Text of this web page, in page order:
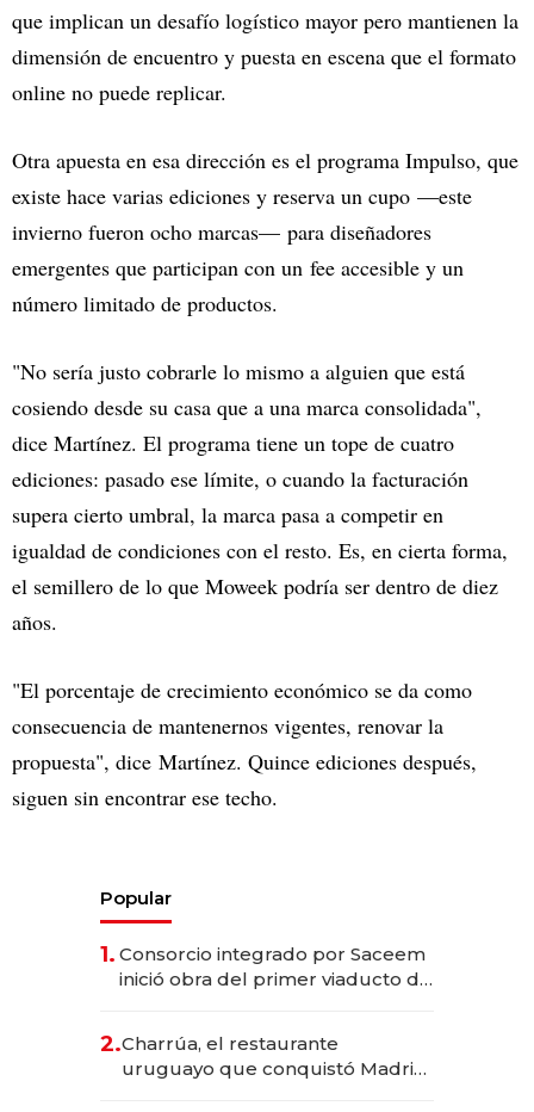
que implican un desafío logístico mayor pero mantienen la
dimensión de encuentro y puesta en escena que el formato
online no puede replicar.
Otra apuesta en esa dirección es el programa Impulso, que
existe hace varias ediciones y reserva un cupo —este
invierno fueron ocho marcas— para diseñadores
emergentes que participan con un fee accesible y un
número limitado de productos.
"No sería justo cobrarle lo mismo a alguien que está
cosiendo desde su casa que a una marca consolidada",
dice Martínez. El programa tiene un tope de cuatro
ediciones: pasado ese límite, o cuando la facturación
supera cierto umbral, la marca pasa a competir en
igualdad de condiciones con el resto. Es, en cierta forma,
el semillero de lo que Moweek podría ser dentro de diez
años.
"El porcentaje de crecimiento económico se da como
consecuencia de mantenernos vigentes, renovar la
propuesta", dice Martínez. Quince ediciones después,
siguen sin encontrar ese techo.
Popular
1. Consorcio integrado por Saceem
inició obra del primer viaducto de
millones
2.Charrúa, el restaurante
uruguayo que conquistó Madrid: